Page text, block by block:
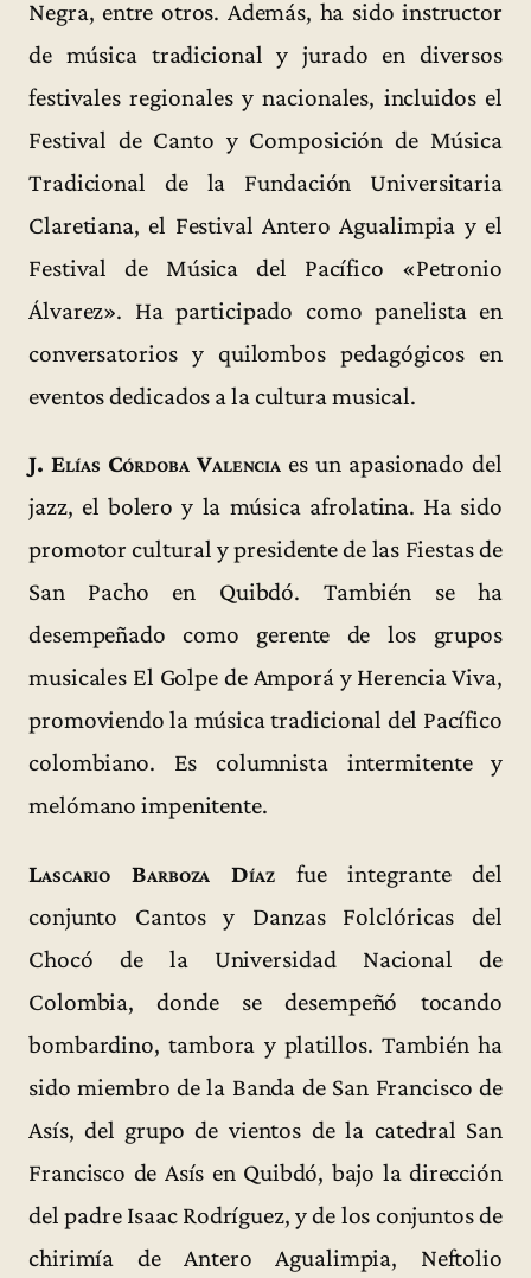
Negra, entre otros. Además, ha sido instructor
de música tradicional y jurado en diversos
festivales regionales y nacionales, incluidos el
Festival de Canto y Composición de Música
Tradicional de la Fundación Universitaria
Claretiana, el Festival Antero Agualimpia y el
Festival de Música del Pacífico «Petronio
Álvarez». Ha participado como panelista en
conversatorios y quilombos pedagógicos en
eventos dedicados a la cultura musical.
J. Elías Córdoba Valencia es un apasionado del
jazz, el bolero y la música afrolatina. Ha sido
promotor cultural y presidente de las Fiestas de
San Pacho en Quibdó. También se ha
desempeñado como gerente de los grupos
musicales El Golpe de Amporá y Herencia Viva,
promoviendo la música tradicional del Pacífico
colombiano. Es columnista intermitente y
melómano impenitente.
Lascario Barboza Díazfue integrante del
conjunto Cantos y Danzas Folclóricas del
Chocó de la Universidad Nacional de
Colombia, donde se desempeñó tocando
bombardino, tambora y platillos. También ha
sido miembro de la Banda de San Francisco de
Asís, del grupo de vientos de la catedral San
Francisco de Asís en Quibdó, bajo la dirección
del padre Isaac Rodríguez, y de los conjuntos de
chirimía de Antero Agualimpia, Neftolio